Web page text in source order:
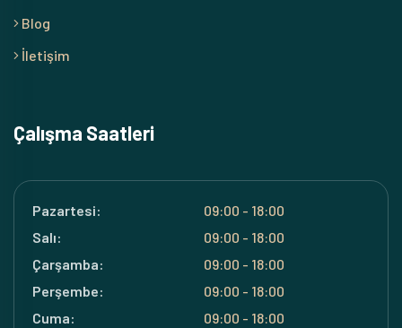
Blog
İletişim
Çalışma Saatleri
Pazartesi:
09:00 - 18:00
Salı:
09:00 - 18:00
Çarşamba:
09:00 - 18:00
Perşembe:
09:00 - 18:00
Cuma:
09:00 - 18:00